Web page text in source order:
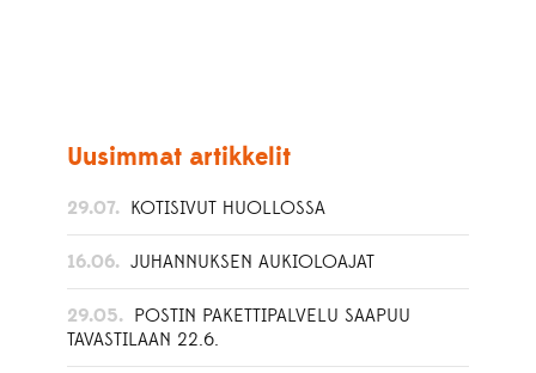
Uusimmat artikkelit
29.07. KOTISIVUT HUOLLOSSA
16.06. JUHANNUKSEN AUKIOLOAJAT
29.05. POSTIN PAKETTIPALVELU SAAPUU
TAVASTILAAN 22.6.